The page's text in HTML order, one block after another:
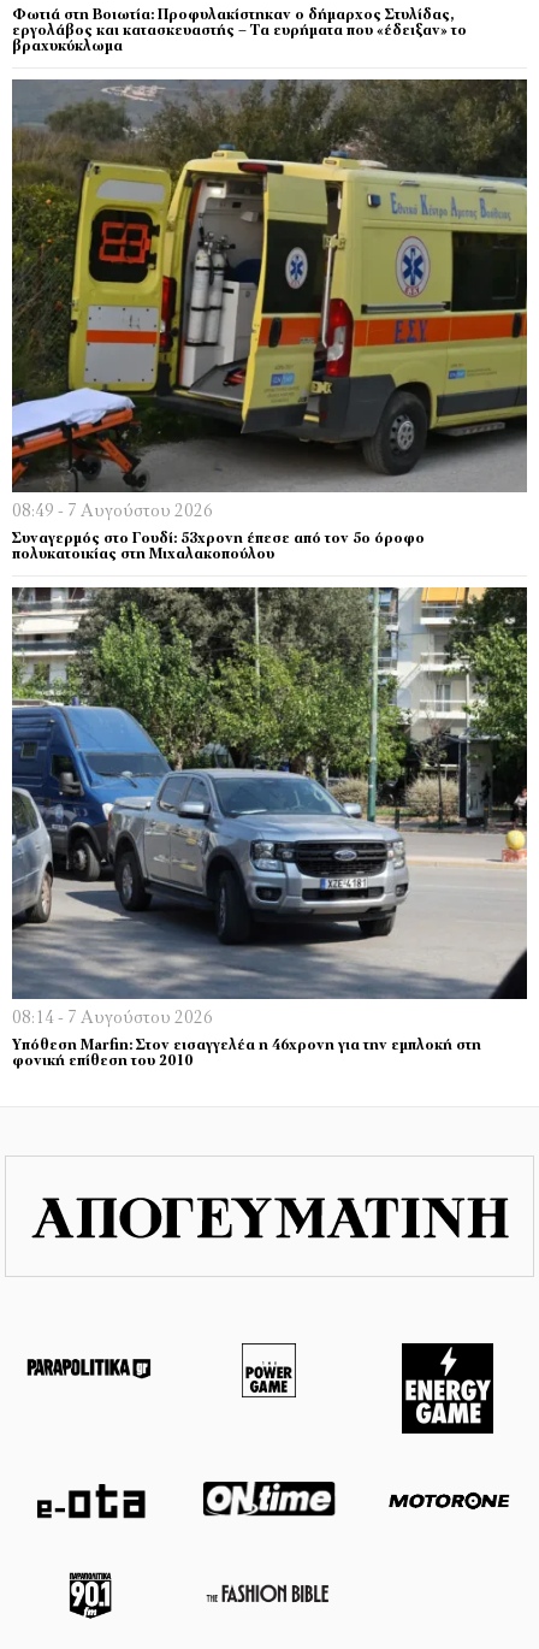
Φωτιά στη Βοιωτία: Προφυλακίστηκαν ο δήμαρχος Στυλίδας,
εργολάβος και κατασκευαστής – Τα ευρήματα που «έδειξαν» το
βραχυκύκλωμα
08:49 - 7 Αυγούστου 2026
Συναγερμός στο Γουδί: 53χρονη έπεσε από τον 5ο όροφο
πολυκατοικίας στη Μιχαλακοπούλου
08:14 - 7 Αυγούστου 2026
Υπόθεση Marfin: Στον εισαγγελέα η 46χρονη για την εμπλοκή στη
φονική επίθεση του 2010